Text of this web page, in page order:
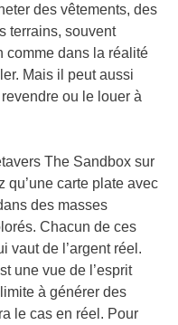
des vêtements, des
terrains, souvent
comme dans la réalité
Mais il peut aussi
ou le louer à
The Sandbox sur
qu’une carte plate avec
des masses
Chacun de ces
vaut de l’argent réel.
une vue de l’esprit
à générer des
le cas en réel. Pour